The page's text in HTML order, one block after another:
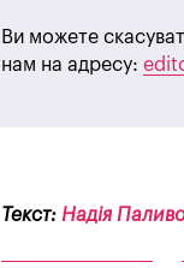
Ви можете
нам на адресу:
Текст: Надія